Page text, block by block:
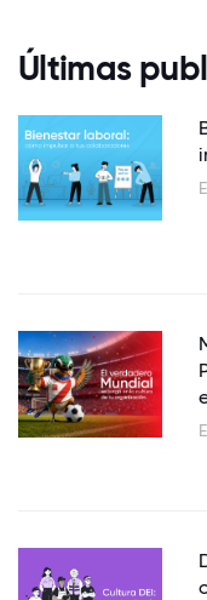
Últimas